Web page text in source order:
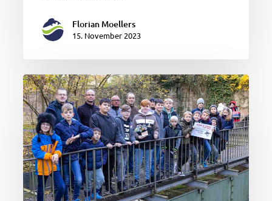
Florian Moellers
15. November 2023
CATCH&CLEAN
DAY
2023
+
2024